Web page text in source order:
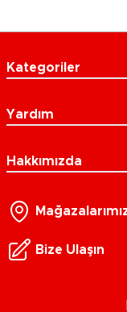
Kategoriler
Yardım
Hakkımızda
Bize Ulaşın